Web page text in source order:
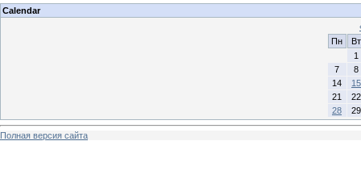
Calendar
Пн
Вт
1
7
8
14
15
21
22
28
29
Полная версия сайта